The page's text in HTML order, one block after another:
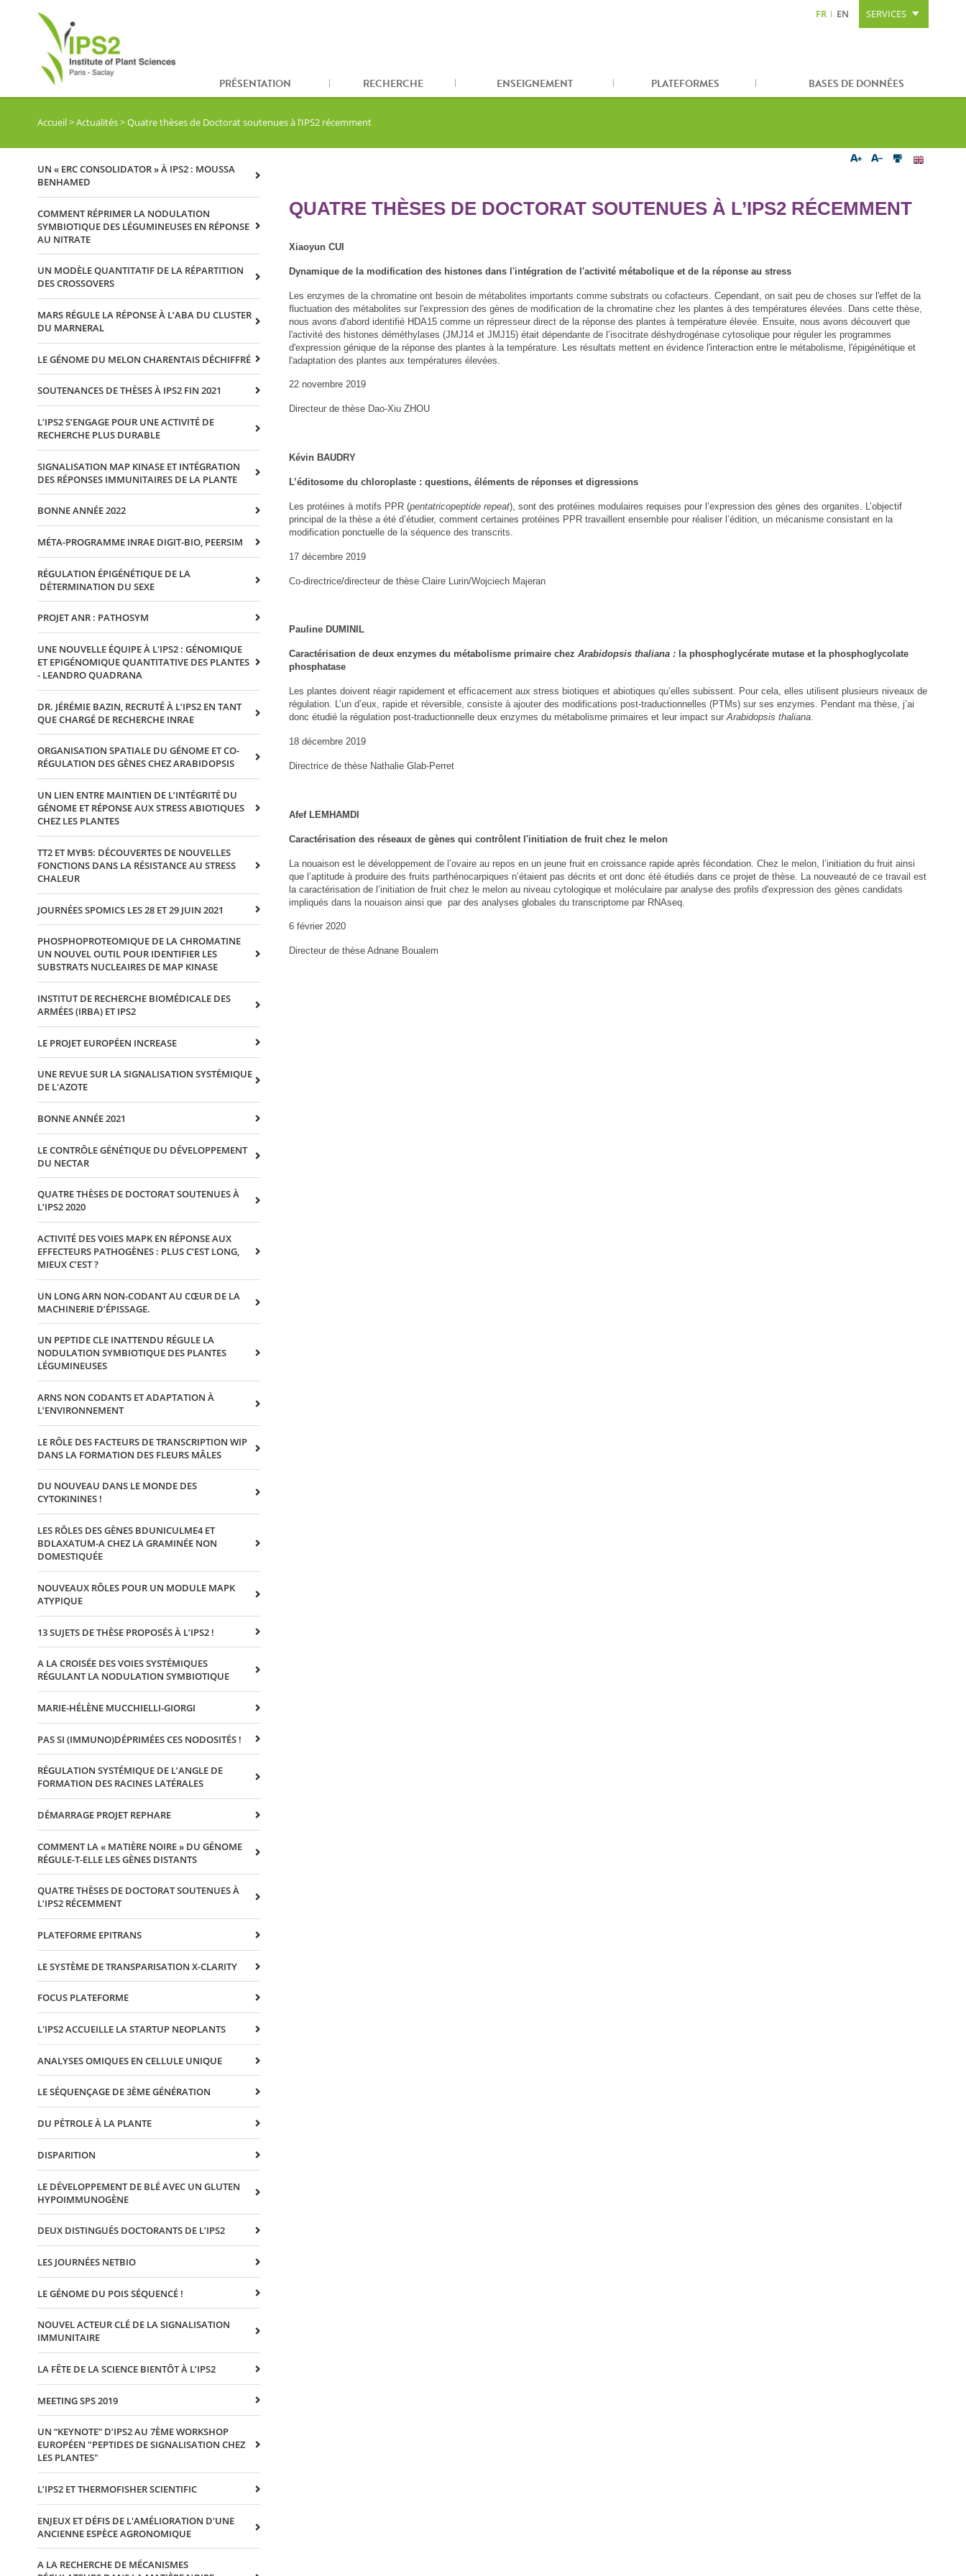
Aller à la recherche Plan du site
FR EN SERVICES
PRÉSENTATION RECHERCHE ENSEIGNEMENT PLATEFORMES BASES DE DONNÉES
Accueil>Actualités>Quatre thèses de Doctorat soutenues à l’IPS2 récemment
QUATRE THÈSES DE DOCTORAT SOUTENUES À L’IPS2 RÉCEMMENT
Xiaoyun CUI
Dynamique de la modification des histones dans l'intégration de l'activité métabolique et de la réponse au stress
Les enzymes de la chromatine ont besoin de métabolites importants comme substrats ou cofacteurs. Cependant, on sait peu de choses sur l'effet de la
fluctuation des métabolites sur l'expression des gènes de modification de la chromatine chez les plantes à des températures élevées. Dans cette thèse,
nous avons d'abord identifié HDA15 comme un répresseur direct de la réponse des plantes à température élevée. Ensuite, nous avons découvert que
l'activité des histones déméthylases (JMJ14 et JMJ15) était dépendante de l’isocitrate déshydrogénase cytosolique pour réguler les programmes
d'expression génique de la réponse des plantes à la température. Les résultats mettent en évidence l'interaction entre le métabolisme, l'épigénétique et
l'adaptation des plantes aux températures élevées.
22 novembre 2019
Directeur de thèse Dao-Xiu ZHOU
Kévin BAUDRY
L’éditosome du chloroplaste : questions, éléments de réponses et digressions
Les protéines à motifs PPR (pentatricopeptide repeat), sont des protéines modulaires requises pour l’expression des gènes des organites. L’objectif
principal de la thèse a été d’étudier, comment certaines protéines PPR travaillent ensemble pour réaliser l’édition, un mécanisme consistant en la
modification ponctuelle de la séquence des transcrits.
17 décembre 2019
Co-directrice/directeur de thèse Claire Lurin/Wojciech Majeran
Pauline DUMINIL
Caractérisation de deux enzymes du métabolisme primaire chez Arabidopsis thaliana : la phosphoglycérate mutase et la phosphoglycolate
phosphatase
Les plantes doivent réagir rapidement et efficacement aux stress biotiques et abiotiques qu’elles subissent. Pour cela, elles utilisent plusieurs niveaux de
régulation. L’un d’eux, rapide et réversible, consiste à ajouter des modifications post-traductionnelles (PTMs) sur ses enzymes. Pendant ma thèse, j’ai
donc étudié la régulation post-traductionnelle deux enzymes du métabolisme primaires et leur impact surArabidopsis thaliana.
18 décembre 2019
Directrice de thèse Nathalie Glab-Perret
Afef LEMHAMDI
Caractérisation des réseaux de gènes qui contrôlent l'initiation de fruit chez le melon
La nouaison est le développement de l’ovaire au repos en un jeune fruit en croissance rapide après fécondation. Chez le melon, l’initiation du fruit ainsi
que l’aptitude à produire des fruits parthénocarpiques n’étaient pas décrits et ont donc été étudiés dans ce projet de thèse. La nouveauté de ce travail est
la caractérisation de l’initiation de fruit chez le melon au niveau cytologique et moléculaire par analyse des profils d'expression des gènes candidats
impliqués dans la nouaison ainsi que par des analyses globales du transcriptome par RNAseq.
6 février 2020
Directeur de thèse Adnane Boualem
UN « ERC CONSOLIDATOR » À IPS2 : MOUSSA
BENHAMED
COMMENT RÉPRIMER LA NODULATION
SYMBIOTIQUE DES LÉGUMINEUSES EN RÉPONSE
AU NITRATE
UN MODÈLE QUANTITATIF DE LA RÉPARTITION
DES CROSSOVERS
MARS RÉGULE LA RÉPONSE À L’ABA DU CLUSTER
DU MARNERAL
LE GÉNOME DU MELON CHARENTAIS DÉCHIFFRÉ
SOUTENANCES DE THÈSES À IPS2 FIN 2021
L’IPS2 S’ENGAGE POUR UNE ACTIVITÉ DE
RECHERCHE PLUS DURABLE
SIGNALISATION MAP KINASE ET INTÉGRATION
DES RÉPONSES IMMUNITAIRES DE LA PLANTE
BONNE ANNÉE 2022
MÉTA-PROGRAMME INRAE DIGIT-BIO, PEERSIM
RÉGULATION ÉPIGÉNÉTIQUE DE LA
DÉTERMINATION DU SEXE
PROJET ANR : PATHOSYM
UNE NOUVELLE ÉQUIPE À L'IPS2 : GÉNOMIQUE
ET EPIGÉNOMIQUE QUANTITATIVE DES PLANTES
- LEANDRO QUADRANA
DR. JÉRÉMIE BAZIN, RECRUTÉ À L’IPS2 EN TANT
QUE CHARGÉ DE RECHERCHE INRAE
ORGANISATION SPATIALE DU GÉNOME ET CO-
RÉGULATION DES GÈNES CHEZ ARABIDOPSIS
UN LIEN ENTRE MAINTIEN DE L’INTÉGRITÉ DU
GÉNOME ET RÉPONSE AUX STRESS ABIOTIQUES
CHEZ LES PLANTES
TT2 ET MYB5: DÉCOUVERTES DE NOUVELLES
FONCTIONS DANS LA RÉSISTANCE AU STRESS
CHALEUR
JOURNÉES SPOMICS LES 28 ET 29 JUIN 2021
PHOSPHOPROTEOMIQUE DE LA CHROMATINE
UN NOUVEL OUTIL POUR IDENTIFIER LES
SUBSTRATS NUCLEAIRES DE MAP KINASE
INSTITUT DE RECHERCHE BIOMÉDICALE DES
ARMÉES (IRBA) ET IPS2
LE PROJET EUROPÉEN INCREASE
UNE REVUE SUR LA SIGNALISATION SYSTÉMIQUE
DE L'AZOTE
BONNE ANNÉE 2021
LE CONTRÔLE GÉNÉTIQUE DU DÉVELOPPEMENT
DU NECTAR
QUATRE THÈSES DE DOCTORAT SOUTENUES À
L’IPS2 2020
ACTIVITÉ DES VOIES MAPK EN RÉPONSE AUX
EFFECTEURS PATHOGÈNES : PLUS C’EST LONG,
MIEUX C’EST ?
UN LONG ARN NON-CODANT AU CŒUR DE LA
MACHINERIE D’ÉPISSAGE.
UN PEPTIDE CLE INATTENDU RÉGULE LA
NODULATION SYMBIOTIQUE DES PLANTES
LÉGUMINEUSES
ARNS NON CODANTS ET ADAPTATION À
L’ENVIRONNEMENT
LE RÔLE DES FACTEURS DE TRANSCRIPTION WIP
DANS LA FORMATION DES FLEURS MÂLES
DU NOUVEAU DANS LE MONDE DES
CYTOKININES !
LES RÔLES DES GÈNES BDUNICULME4 ET
BDLAXATUM-A CHEZ LA GRAMINÉE NON
DOMESTIQUÉE
NOUVEAUX RÔLES POUR UN MODULE MAPK
ATYPIQUE
13 SUJETS DE THÈSE PROPOSÉS À L’IPS2 !
A LA CROISÉE DES VOIES SYSTÉMIQUES
RÉGULANT LA NODULATION SYMBIOTIQUE
MARIE-HÉLÈNE MUCCHIELLI-GIORGI
PAS SI (IMMUNO)DÉPRIMÉES CES NODOSITÉS !
RÉGULATION SYSTÉMIQUE DE L’ANGLE DE
FORMATION DES RACINES LATÉRALES
DÉMARRAGE PROJET REPHARE
COMMENT LA « MATIÈRE NOIRE » DU GÉNOME
RÉGULE-T-ELLE LES GÈNES DISTANTS
QUATRE THÈSES DE DOCTORAT SOUTENUES À
L’IPS2 RÉCEMMENT
PLATEFORME EPITRANS
LE SYSTÈME DE TRANSPARISATION X-CLARITY
FOCUS PLATEFORME
L'IPS2 ACCUEILLE LA STARTUP NEOPLANTS
ANALYSES OMIQUES EN CELLULE UNIQUE
LE SÉQUENÇAGE DE 3ÈME GÉNÉRATION
DU PÉTROLE À LA PLANTE
DISPARITION
LE DÉVELOPPEMENT DE BLÉ AVEC UN GLUTEN
HYPOIMMUNOGÈNE
DEUX DISTINGUÉS DOCTORANTS DE L’IPS2
LES JOURNÉES NETBIO
LE GÉNOME DU POIS SÉQUENCÉ !
NOUVEL ACTEUR CLÉ DE LA SIGNALISATION
IMMUNITAIRE
LA FÊTE DE LA SCIENCE BIENTÔT À L’IPS2
MEETING SPS 2019
UN “KEYNOTE” D’IPS2 AU 7ÈME WORKSHOP
EUROPÉEN "PEPTIDES DE SIGNALISATION CHEZ
LES PLANTES"
L’IPS2 ET THERMOFISHER SCIENTIFIC
ENJEUX ET DÉFIS DE L'AMÉLIORATION D'UNE
ANCIENNE ESPÈCE AGRONOMIQUE
A LA RECHERCHE DE MÉCANISMES